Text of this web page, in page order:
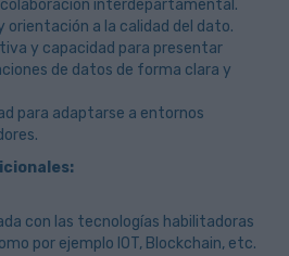
colaboración interdepartamental.
orientación a la calidad del dato.
y capacidad para presentar
de datos de forma clara y
para adaptarse a entornos
con las tecnologías habilitadoras
por ejemplo IOT, Blockchain, etc.